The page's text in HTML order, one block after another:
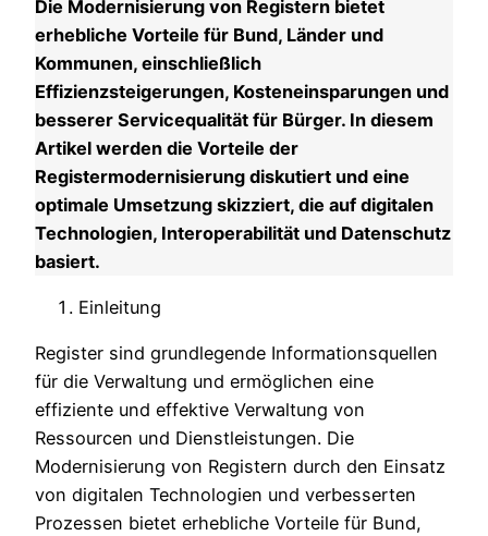
Die Modernisierung von Registern bietet
erhebliche Vorteile für Bund, Länder und
Kommunen, einschließlich
Effizienzsteigerungen, Kosteneinsparungen und
besserer Servicequalität für Bürger. In diesem
Artikel werden die Vorteile der
Registermodernisierung diskutiert und eine
optimale Umsetzung skizziert, die auf digitalen
Technologien, Interoperabilität und Datenschutz
basiert.
Einleitung
Register sind grundlegende Informationsquellen
für die Verwaltung und ermöglichen eine
effiziente und effektive Verwaltung von
Ressourcen und Dienstleistungen. Die
Modernisierung von Registern durch den Einsatz
von digitalen Technologien und verbesserten
Prozessen bietet erhebliche Vorteile für Bund,